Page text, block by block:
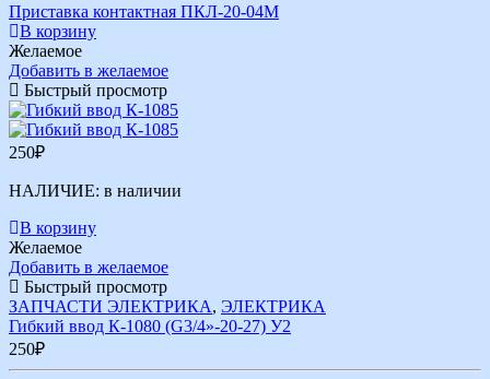
Приставка контактная ПКЛ-20-04М
В корзину
Желаемое
Добавить в желаемое
Быстрый просмотр
250₽
НАЛИЧИЕ: в наличии
В корзину
Желаемое
Добавить в желаемое
Быстрый просмотр
ЗАПЧАСТИ ЭЛЕКТРИКА, ЭЛЕКТРИКА
Гибкий ввод К-1080 (G3/4»-20-27) У2
250₽